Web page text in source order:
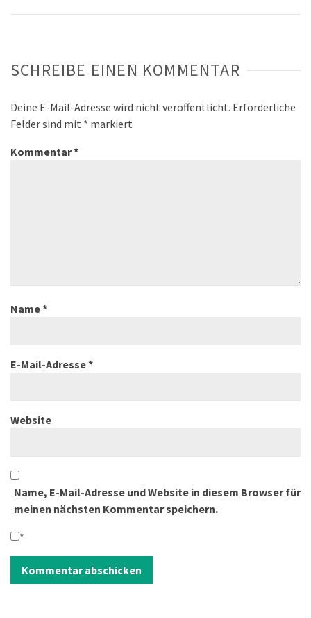
SCHREIBE EINEN KOMMENTAR
Deine E-Mail-Adresse wird nicht veröffentlicht. Erforderliche
Felder sind mit * markiert
Kommentar*
Name*
E-Mail-Adresse*
Website
Name, E-Mail-Adresse und Website in diesem Browser für
meinen nächsten Kommentar speichern.
*